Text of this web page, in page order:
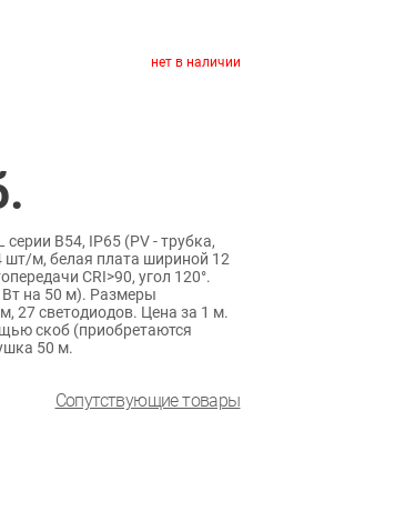
нет в наличии
B54, IP65 (PV - трубка,
шт/м, белая плата шириной 12
CRI>90, угол 120°.
на 50 м). Размеры
27 светодиодов. Цена за 1 м.
скоб (приобретаются
50 м.
Сопутствующие товары